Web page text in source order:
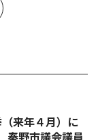
来年４月）に
秦野市議会議員